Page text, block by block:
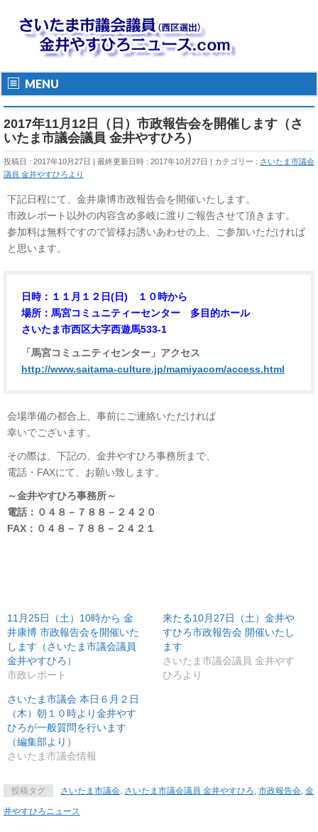
MENU
2017年11月12日（日）市政報告会を開催します（さ
いたま市議会議員 金井やすひろ）
投稿日 : 2017年10月27日 最終更新日時 : 2017年10月27日 カテゴリー : さいたま市議会
議員 金井やすひろより
下記日程にて、金井康博市政報告会を開催いたします。
市政レポート以外の内容含め多岐に渡りご報告させて頂きます。
参加料は無料ですので皆様お誘いあわせの上、ご参加いただければ
と思います。
日時：１１月１２日(日) １０時から
場所：馬宮コミュニティーセンター 多目的ホール
さいたま市西区大字西遊馬533-1
「馬宮コミュニティセンター」アクセス
http://www.saitama-culture.jp/mamiyacom/access.html
会場準備の都合上、事前にご連絡いただければ
幸いでございます。
その際は、下記の、金井やすひろ事務所まで、
電話・FAXにて、お願い致します。
～金井やすひろ事務所～
電話：０４８－７８８－２４２０
FAX：０４８－７８８－２４２１
11月25日（土）10時から 金
井康博 市政報告会を開催いた
します（さいたま市議会議員
金井やすひろ）
市政レポート
来たる10月27日（土）金井や
すひろ市政報告会 開催いたし
ます
さいたま市議会議員 金井やす
ひろより
さいたま市議会 本日６月２日
（木）朝１０時より金井やす
ひろが一般質問を行います
（編集部より）
さいたま市議会情報
投稿タグ さいたま市議会, さいたま市議会議員 金井やすひろ, 市政報告会, 金
井やすひろニュース